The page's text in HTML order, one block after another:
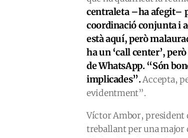
centraleta –ha afegit–
coordinació conjunta i
està aquí, però
ha un ‘call center’,
de WhatsApp. “Són
implicades”.Accepta,
evidentment”.
Víctor Ambor, president
treballant per una major